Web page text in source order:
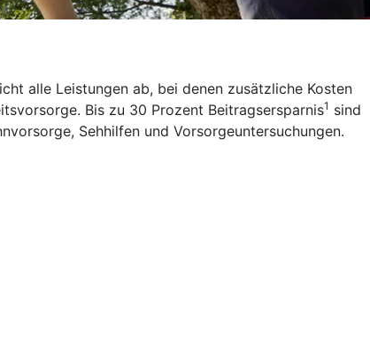
alle Leistungen ab, bei denen zusätzliche Kosten
Bis zu 30 Prozent Beitragsersparnis1 sind
Sehhilfen und Vorsorgeuntersuchungen.